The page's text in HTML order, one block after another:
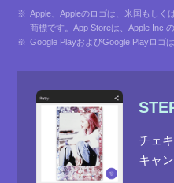
※ Apple、Appleのロゴは、⽶国もしく
商標です。App Storeは、Apple Inc.
※ Google PlayおよびGoogle Playロゴ
チェ
キャン